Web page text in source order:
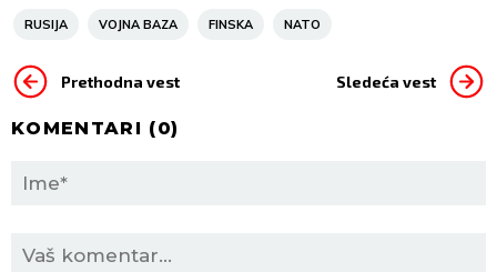
RUSIJA VOJNA BAZA FINSKA NATO
Prethodna vest Sledeća vest
KOMENTARI (0)